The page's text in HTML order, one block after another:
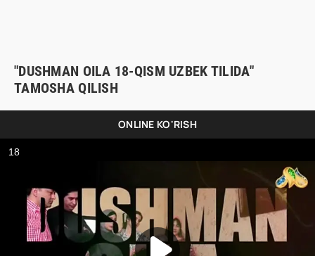
"DUSHMAN OILA 18-QISM UZBEK TILIDA"
TAMOSHA QILISH
ONLINE KO'RISH